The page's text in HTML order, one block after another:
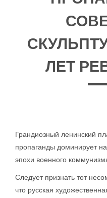
ЛЕТ
Грандиозный ленинский
пропаганды доминирует
эпохи военного
Следует признать тот
что русская